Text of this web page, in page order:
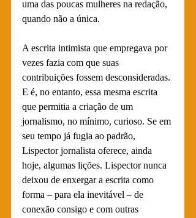
uma das poucas mulheres na redação,
quando não a única.
A escrita intimista que empregava por
vezes fazia com que suas
contribuições fossem desconsideradas.
E é, no entanto, essa mesma escrita
que permitia a criação de um
jornalismo, no mínimo, curioso. Se em
seu tempo já fugia ao padrão,
Lispector jornalista oferece, ainda
hoje, algumas lições. Lispector nunca
deixou de enxergar a escrita como
forma – para ela inevitável – de
conexão consigo e com outras